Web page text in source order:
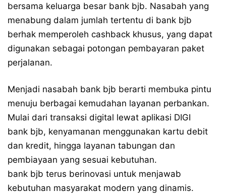
bersama keluarga besar bank bjb. Nasabah yang
menabung dalam jumlah tertentu di bank bjb
berhak memperoleh cashback khusus, yang dapat
digunakan sebagai potongan pembayaran paket
perjalanan.
Menjadi nasabah bank bjb berarti membuka pintu
menuju berbagai kemudahan layanan perbankan.
Mulai dari transaksi digital lewat aplikasi DIGI
bank bjb, kenyamanan menggunakan kartu debit
dan kredit, hingga layanan tabungan dan
pembiayaan yang sesuai kebutuhan.
bank bjb terus berinovasi untuk menjawab
kebutuhan masyarakat modern yang dinamis.